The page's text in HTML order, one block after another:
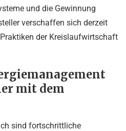
und die Gewinnung
verschaffen sich derzeit
der Kreislaufwirtschaft
mit dem
sind fortschrittliche